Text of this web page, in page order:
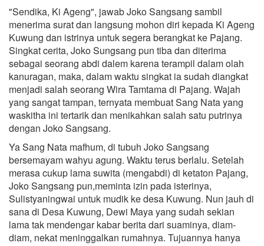
"Sendika, Ki Ageng", jawab Joko Sangsang sambil
menerima surat dan langsung mohon diri kepada Ki Ageng
Kuwung dan istrinya untuk segera berangkat ke Pajang.
Singkat cerita, Joko Sungsang pun tiba dan diterima
sebagai seorang abdi dalem karena terampil dalam olah
kanuragan, maka, dalam waktu singkat ia sudah diangkat
menjadi salah seorang Wira Tamtama di Pajang. Wajah
yang sangat tampan, ternyata membuat Sang Nata yang
waskitha ini tertarik dan menikahkan salah satu putrinya
dengan Joko Sangsang.
Ya Sang Nata mafhum, di tubuh Joko Sangsang
bersemayam wahyu agung. Waktu terus berlalu. Setelah
merasa cukup lama suwita (mengabdi) di ketaton Pajang,
Joko Sangsang pun,meminta izin pada isterinya,
Sulistyaningwai untuk mudik ke desa Kuwung. Nun jauh di
sana di Desa Kuwung, Dewi Maya yang sudah sekian
lama tak mendengar kabar berita dari suaminya, diam-
diam, nekat meninggalkan rumahnya. Tujuannya hanya